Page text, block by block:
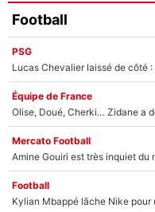
Football
PSG
Équipe de France
Mercato Football
Football